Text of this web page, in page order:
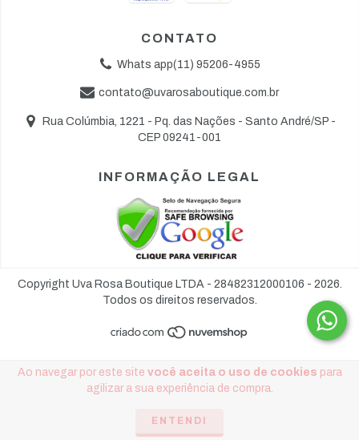
Ao navegar por este site você aceita o uso de cookies para
agilizar a sua experiência de compra.
ENTENDI
CONTATO
Whats app(11) 95206-4955
contato@uvarosaboutique.com.br
Rua Colúmbia, 1221 - Pq. das Nações - Santo André/SP -
CEP 09241-001
INFORMAÇÃO LEGAL
Copyright Uva Rosa Boutique LTDA - 28482312000106 - 2026.
Todos os direitos reservados.